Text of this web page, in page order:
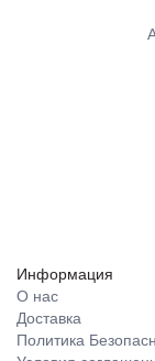
Информация
О нас
Доставка
Политика